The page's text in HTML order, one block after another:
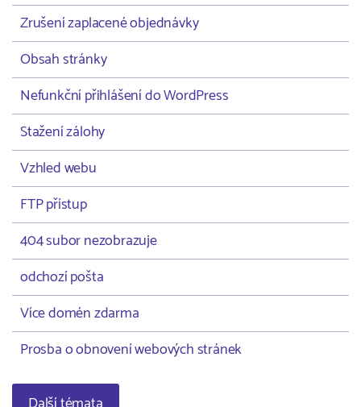
Zrušení zaplacené objednávky
Obsah stránky
Nefunkční přihlášení do WordPress
Stažení zálohy
Vzhled webu
FTP přístup
404 subor nezobrazuje
odchozí pošta
Více domén zdarma
Prosba o obnovení webových stránek